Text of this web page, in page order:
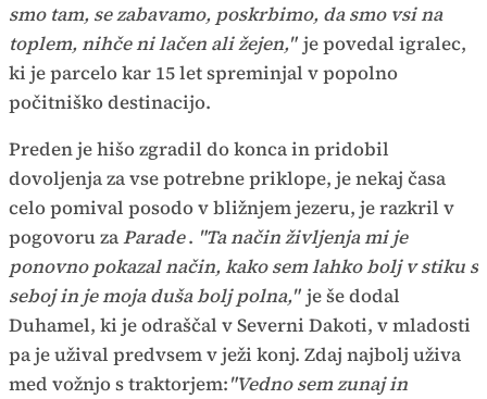
smo tam, se zabavamo, poskrbimo, da smo vsi na
toplem, nihče ni lačen ali žejen," je povedal igralec,
ki je parcelo kar 15 let spreminjal v popolno
počitniško destinacijo.
Preden je hišo zgradil do konca in pridobil
dovoljenja za vse potrebne priklope, je nekaj časa
celo pomival posodo v bližnjem jezeru, je razkril v
pogovoru zaParade. "Ta način življenja mi je
ponovno pokazal način, kako sem lahko bolj v stiku s
seboj in je moja duša bolj polna," je še dodal
Duhamel, ki je odraščal v Severni Dakoti, v mladosti
pa je užival predvsem v ježi konj. Zdaj najbolj uživa
med vožnjo s traktorjem:"Vedno sem zunaj in